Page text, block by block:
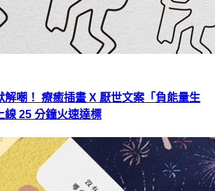
解嘲！ 療癒插畫 X 厭世文案「負能量生
線 25 分鐘火速達標